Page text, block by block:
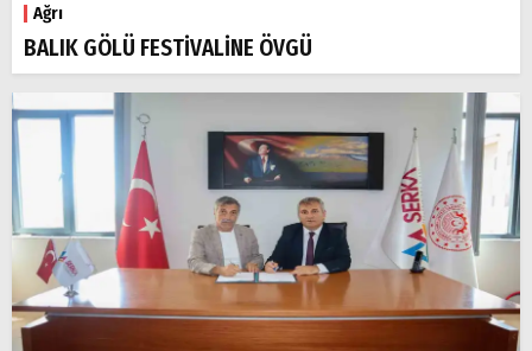
Ağrı
BALIK GÖLÜ FESTİVALİNE ÖVGÜ